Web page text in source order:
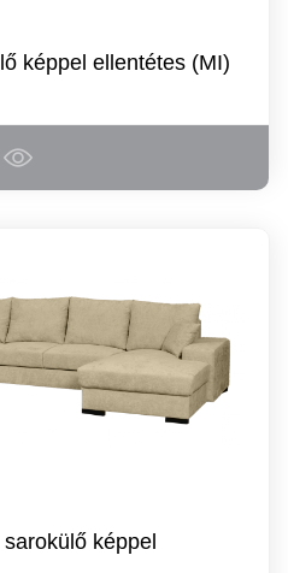
képpel ellentétes (MI)
képpel